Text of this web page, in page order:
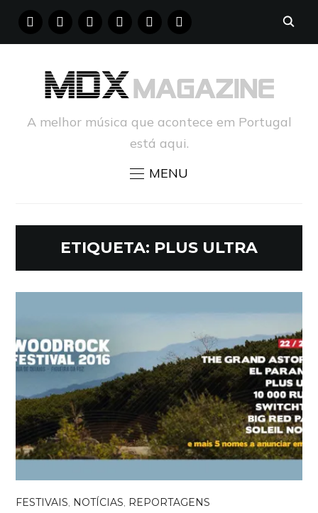
FACEBOOKINSTAGRAM
YOUTUBE PINTERESTTUMBLR
A melhor música que acontece em Portugal
está aqui.
MENU
ETIQUETA: PLUS ULTRA
FESTIVAIS, NOTÍCIAS, REPORTAGENS